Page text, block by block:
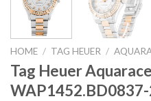
HOME / TAG HEUER /
Tag Heuer